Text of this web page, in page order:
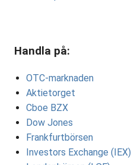
Handla på:
OTC-marknaden
Aktietorget
Cboe BZX
Dow Jones
Frankfurtbörsen
Investors Exchange (IEX)